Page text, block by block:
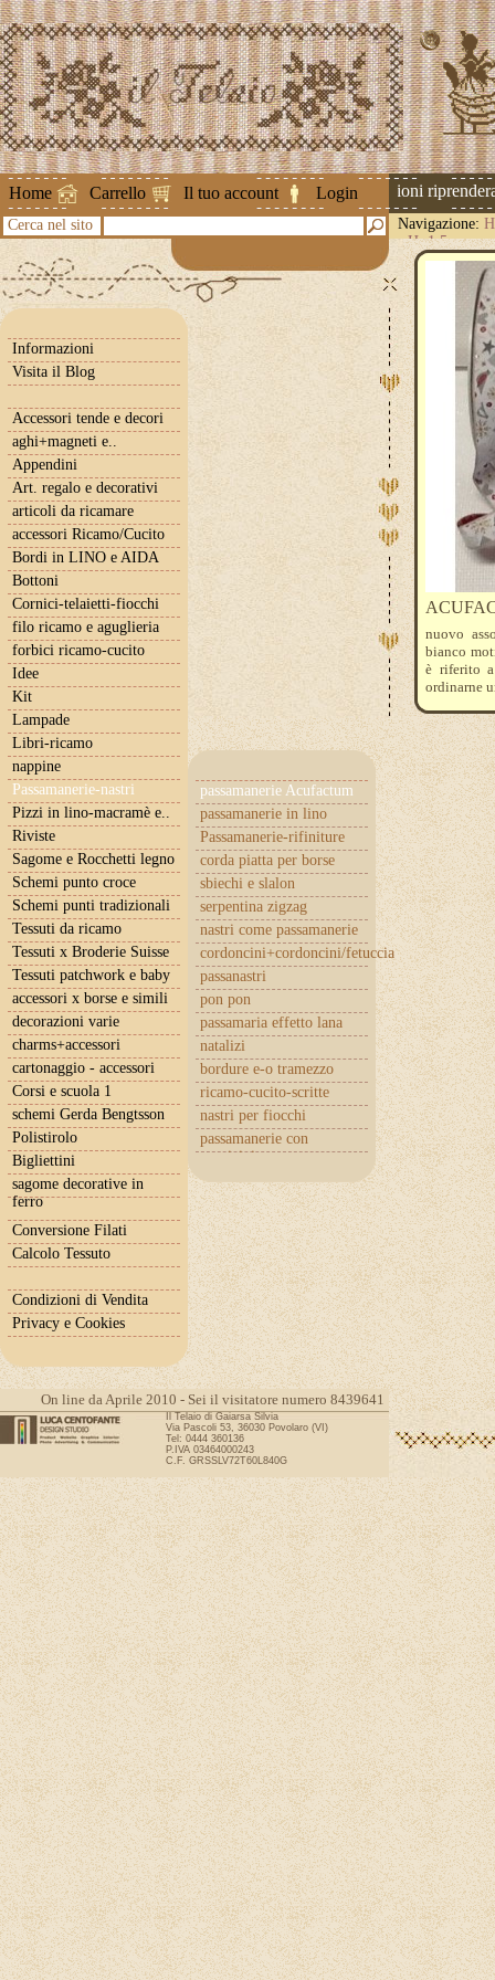
Home Carrello Il tuo account Login
Attenzione ! Le spedizioni
Cerca nel sito Navigazione:
- H. 1,5 cm
Informazioni
Visita il Blog
Accessori tende e decori
aghi+magneti e..
Appendini
Art. regalo e decorativi
articoli da ricamare
accessori Ricamo/Cucito
Bordi in LINO e AIDA
Bottoni
Cornici-telaietti-fiocchi
filo ricamo e aguglieria
forbici ricamo-cucito
Idee
Kit
Lampade
Libri-ricamo
nappine
Passamanerie-nastri
passamanerie Acufactum
passamanerie in lino
Passamanerie-rifiniture
corda piatta per borse
sbiechi e slalon
serpentina zigzag
nastri come passamanerie
cordoncini+cordoncini/fetuccia
passanastri
pon pon
passamaria effetto lana
natalizi
bordure e-o tramezzo
ricamo-cucito-scritte
nastri per fiocchi
passamanerie con
cuoricini
Pizzi in lino-macramè e..
Riviste
Sagome e Rocchetti legno
Schemi punto croce
Schemi punti tradizionali
Tessuti da ricamo
Tessuti x Broderie Suisse
Tessuti patchwork e baby
accessori x borse e simili
decorazioni varie
charms+accessori
cartonaggio - accessori
Corsi e scuola 1
schemi Gerda Bengtsson
Polistirolo
Bigliettini
sagome decorative in
ferro
Conversione Filati
Calcolo Tessuto
Condizioni di Vendita
Privacy e Cookies
nuovo
bianco
è riferito
ordinarne
On line da Aprile 2010 - Sei il visitatore numero 8439641
Il Telaio di Gaiarsa Silvia
Via Pascoli 53, 36030 Povolaro (VI)
Tel: 0444 360136
P.IVA 03464000243
C.F. GRSSLV72T60L840G